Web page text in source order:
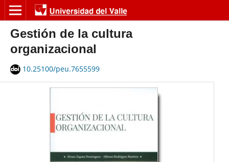
Gestión de la cultura
organizacional
10.25100/peu.7655599